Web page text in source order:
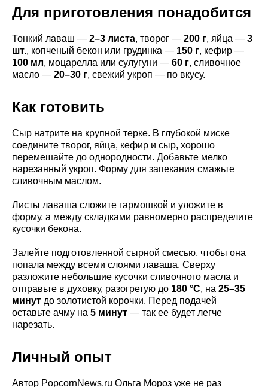
Для приготовления понадобится
Тонкий лаваш — 2–3 листа, творог — 200 г, яйца — 3
шт., копченый бекон или грудинка — 150 г, кефир —
100 мл, моцарелла или сулугуни — 60 г, сливочное
масло — 20–30 г, свежий укроп — по вкусу.
Как готовить
Сыр натрите на крупной терке. В глубокой миске
соедините творог, яйца, кефир и сыр, хорошо
перемешайте до однородности. Добавьте мелко
нарезанный укроп. Форму для запекания смажьте
сливочным маслом.
Листы лаваша сложите гармошкой и уложите в
форму, а между складками равномерно распределите
кусочки бекона.
Залейте подготовленной сырной смесью, чтобы она
попала между всеми слоями лаваша. Сверху
разложите небольшие кусочки сливочного масла и
отправьте в духовку, разогретую до 180 °C, на 25–35
минут до золотистой корочки. Перед подачей
оставьте ачму на 5 минут — так ее будет легче
нарезать.
Личный опыт
Автор PopcornNews.ru Ольга Мороз уже не раз